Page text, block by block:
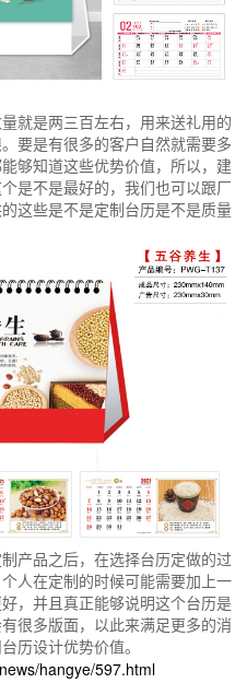
就是两三百左右，用来送礼用的
要是有很多的客户自然就需要多
够知道这些优势价值，所以，建
是不是最好的，我们也可以跟厂
这些是不是定制台历是不是质量
产品之后，在选择台历定做的过
人在定制的时候可能需要加上一
，并且真正能够说明这个台历是
很多版面，以此来满足更多的消
历设计优势价值。
hangye/597.html